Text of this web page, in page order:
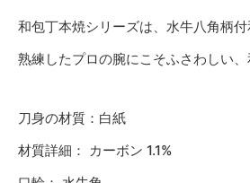
和包丁本焼シリーズは、水牛八角柄付
熟練したプロの腕にこそふさわしい、
刀身の材質：白紙
材質詳細： カーボン 1.1%